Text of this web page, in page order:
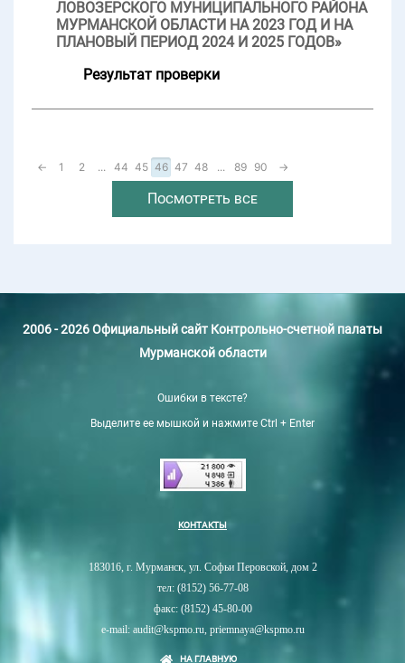
ЛОВОЗЕРСКОГО МУНИЦИПАЛЬНОГО РАЙОНА
МУРМАНСКОЙ ОБЛАСТИ НА 2023 ГОД И НА
ПЛАНОВЫЙ ПЕРИОД 2024 И 2025 ГОДОВ»
Результат проверки
← 1 2 ... 44 45 46 47 48 ... 89 90 →
Посмотреть все
2006 - 2026 Официальный сайт Контрольно-счетной палаты
Мурманской области
Ошибки в тексте?
Выделите ее мышкой и нажмите Ctrl + Enter
КОНТАКТЫ
183016, г. Мурманск, ул. Софьи Перовской, дом 2
тел: (8152) 56-77-08
факс: (8152) 45-80-00
e-mail: audit@kspmo.ru, priemnaya@kspmo.ru
НА ГЛАВНУЮ